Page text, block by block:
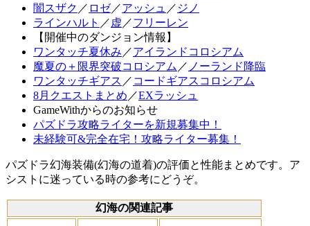
闇スザク ／ ロゼ／アッシュ ／ ジノ
ラインハルト ／ 虚 ／フリーレン
【開催中のダンジョン情報】
ワンタッチ夏休み ／アイランドコロシアム
魔夏の＋限界突破コロシアム ／ ノーランド降臨
ワンタッチギアス ／ コードギアスコロシアム
8月クエストまとめ ／EXラッシュ
GameWithからのお知らせ
パズドラ攻略ライターを新規募集中！
未経験可&完全在宅！攻略ライター募集！
パズドラ幻海装備(幻海の道着)の評価と性能まとめです。ア
シストに迷っている時の参考にどうぞ。
幻海の関連記事